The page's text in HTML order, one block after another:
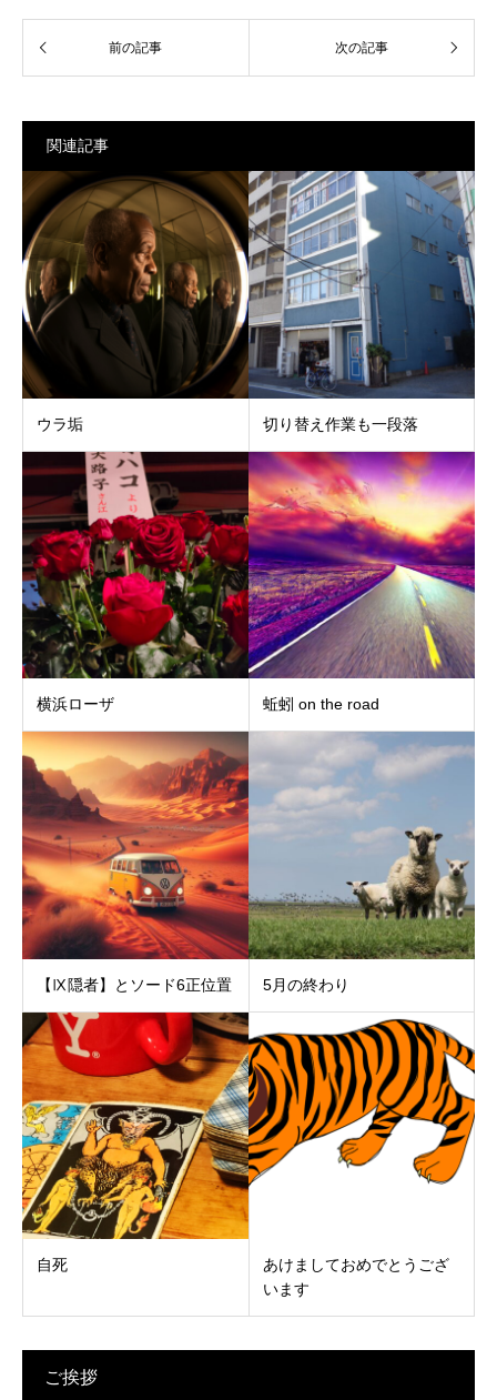
関連記事
ウラ垢 切り替え作業も一段落
横浜ローザ 蚯蚓 on the road
【Ⅸ隠者】とソード6正位置 5月の終わり
自死
あけましておめでとうござ
います
ご挨拶